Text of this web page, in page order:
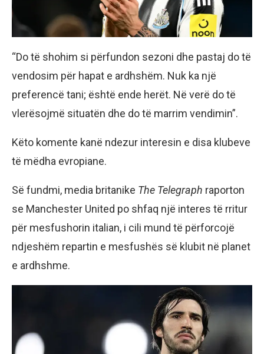
“Do të shohim si përfundon sezoni dhe pastaj do të
vendosim për hapat e ardhshëm. Nuk ka një
preferencë tani; është ende herët. Në verë do të
vlerësojmë situatën dhe do të marrim vendimin”.
Këto komente kanë ndezur interesin e disa klubeve
të mëdha evropiane.
Së fundmi, media britanike The Telegraph raporton
se Manchester United po shfaq një interes të rritur
për mesfushorin italian, i cili mund të përforcojë
ndjeshëm repartin e mesfushës së klubit në planet
e ardhshme.